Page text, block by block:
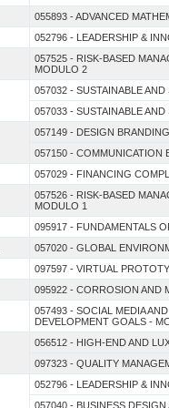
055893 - ADVANCED
052796 - LEADERSHIP &
057525 - RISK-BASED
MODULO 2
057032 - SUSTAINABLE
057033 - SUSTAINABLE
057149 - DESIGN BRANDING
057150 - COMMUNICATION
057029 - FINANCING
057526 - RISK-BASED
MODULO 1
095917 - FUNDAMENTALS
057020 - GLOBAL
097597 - VIRTUAL
095922 - CORROSION AND
057493 - SOCIAL MEDIA
DEVELOPMENT GOALS -
056512 - HIGH-END AND
097323 - QUALITY
052796 - LEADERSHIP &
057040 - BUSINESS